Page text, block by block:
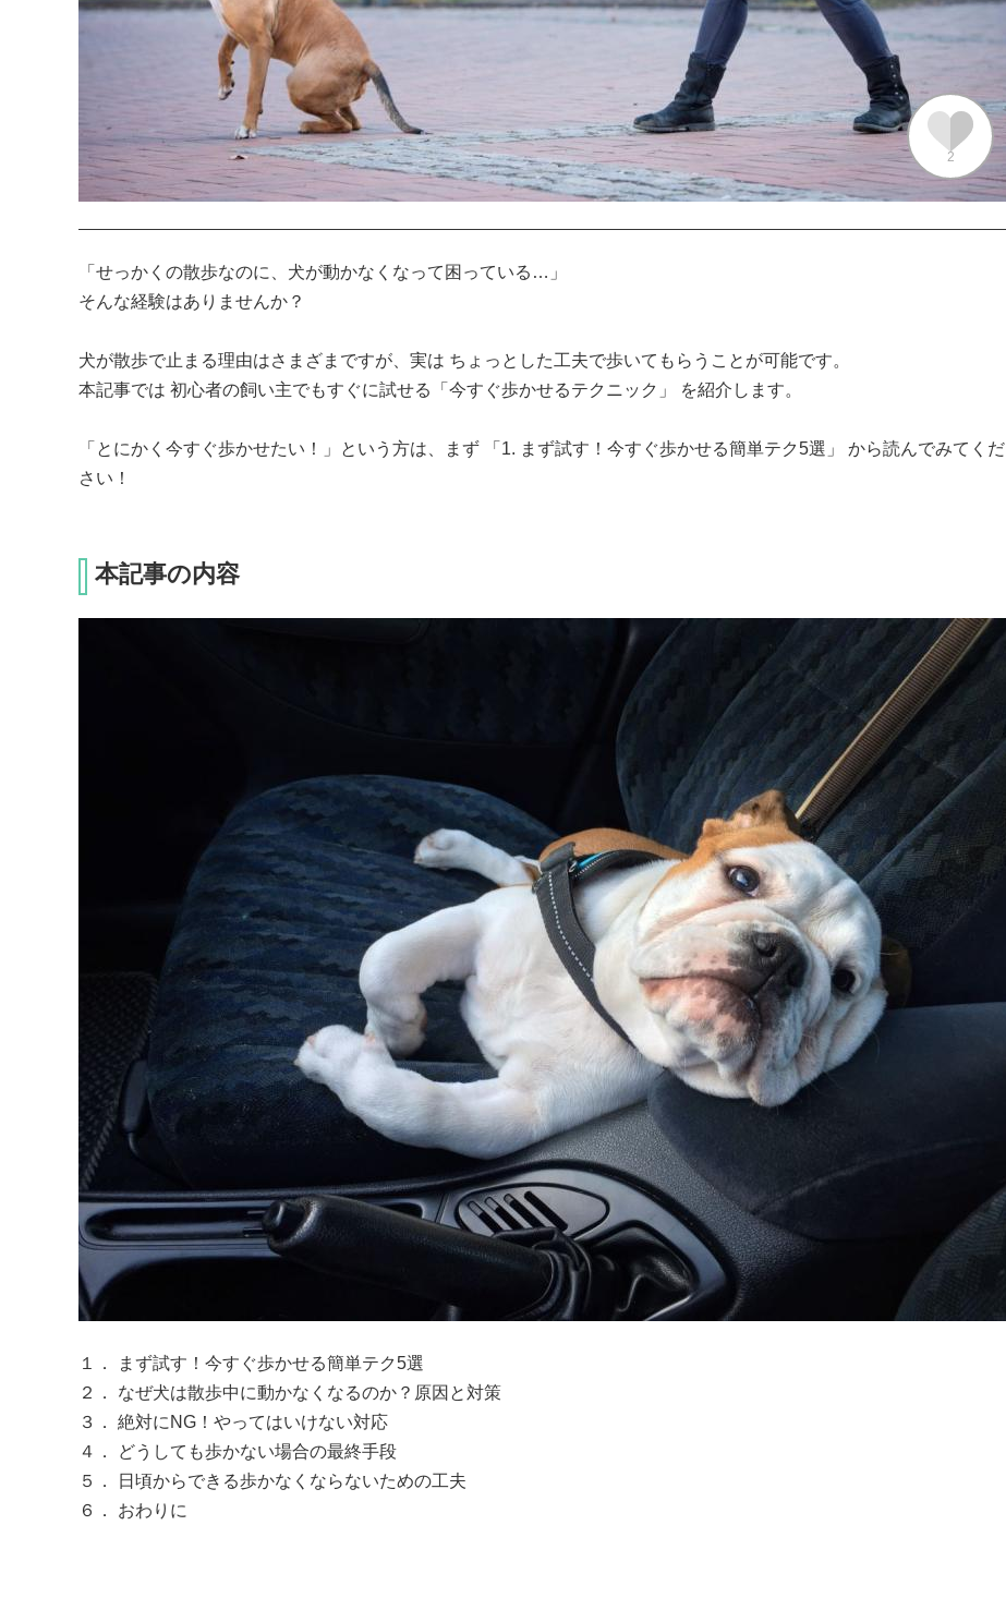
2
「せっかくの散歩なのに、犬が動かなくなって困っている…」
そんな経験はありませんか？
犬が散歩で止まる理由はさまざまですが、実は ちょっとした工夫で歩いてもらうことが可能です。
本記事では 初心者の飼い主でもすぐに試せる「今すぐ歩かせるテクニック」 を紹介します。
「とにかく今すぐ歩かせたい！」という方は、まず 「1. まず試す！今すぐ歩かせる簡単テク5選」 から読んでみてくだ
さい！
本記事の内容
１． まず試す！今すぐ歩かせる簡単テク5選
２． なぜ犬は散歩中に動かなくなるのか？原因と対策
３． 絶対にNG！やってはいけない対応
４． どうしても歩かない場合の最終手段
５． 日頃からできる歩かなくならないための工夫
６． おわりに